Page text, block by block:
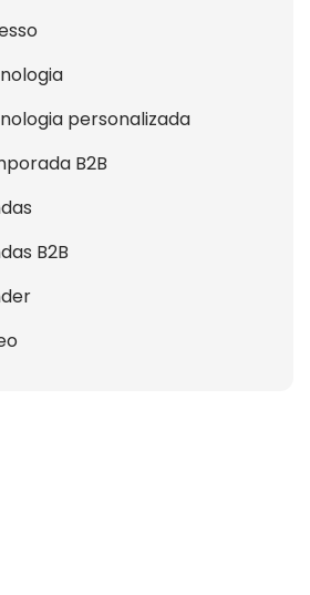
personalizada
B2B
B2B